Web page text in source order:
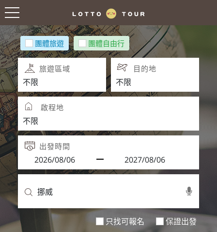
團體旅遊 團體自由行
旅遊區域 目的地
啟程地
出發時間
只找可報名 保證出發